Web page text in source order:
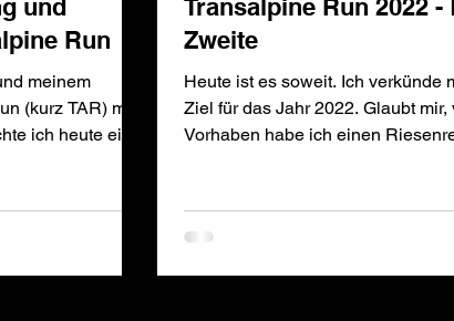
und
Run
meinem
(kurz TAR) mit
ich heute ein...
Transalpine Run 2022 -
Zweite
Heute ist es soweit. Ich verkünde
Ziel für das Jahr 2022. Glaubt mir,
Vorhaben habe ich einen